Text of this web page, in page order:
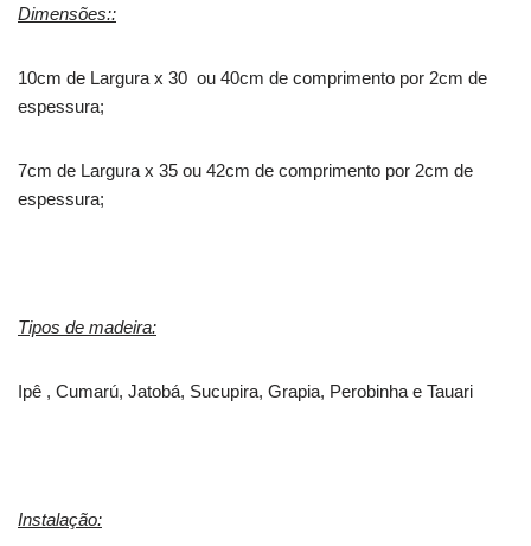
Dimensões::
10cm de Largura x 30 ou 40cm de comprimento por 2cm de
espessura;
7cm de Largura x 35 ou 42cm de comprimento por 2cm de
espessura;
Tipos de madeira:
Ipê , Cumarú, Jatobá, Sucupira, Grapia, Perobinha e Tauari
Instalação: